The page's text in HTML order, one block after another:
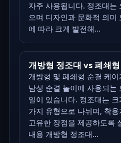
자주 사용됩니다. 정조대는
으며 디자인과 문화적 의미
에 따라 크게 발전해...
개방형 정조대 vs 폐쇄
개방형 및 폐쇄형 순결 케
남성 순결 놀이에 사용되는
일이 있습니다. 정조대는
가지 유형으로 나뉘며, 착
고유한 장점을 제공하도록
내용 개방형 정조대...